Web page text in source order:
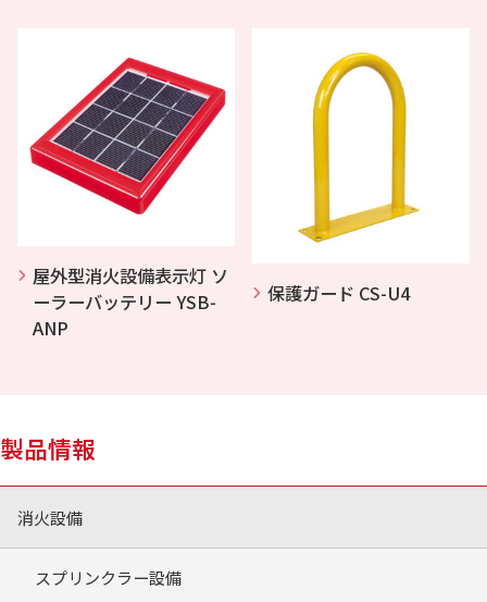
屋外型消火設備表示灯 ソ
ーラーバッテリー YSB-
ANP
保護ガード CS-U4
製品情報
消火設備
スプリンクラー設備